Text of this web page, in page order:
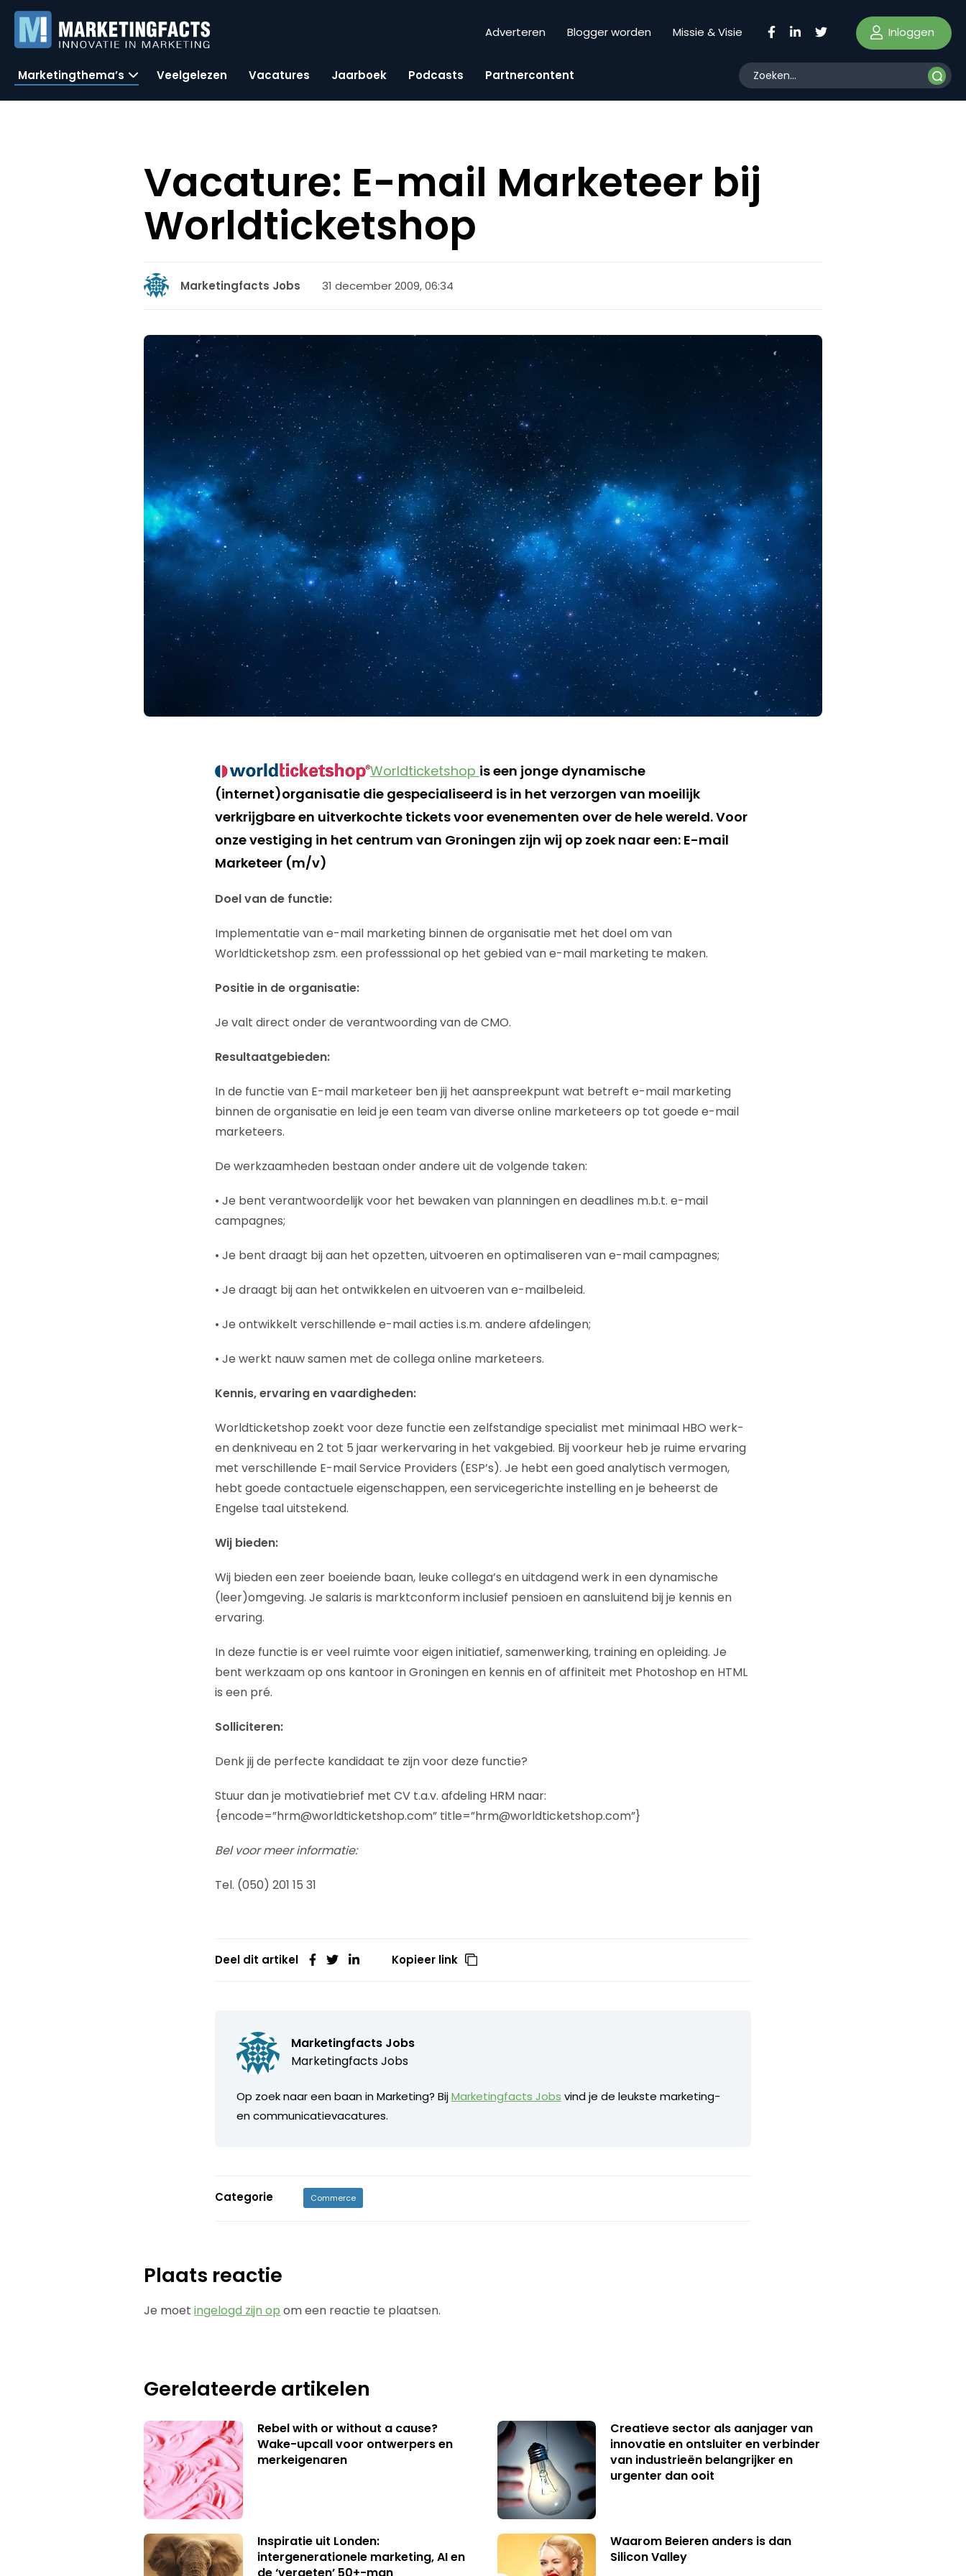
Adverteren Blogger worden Missie & Visie Inloggen
Marketingthema’s Veelgelezen Vacatures Jaarboek Podcasts Partnercontent
Vacature: E-mail Marketeer bij
Worldticketshop
Marketingfacts Jobs 31 december 2009, 06:34
Worldticketshop is een jonge dynamische
(internet)organisatie die gespecialiseerd is in het verzorgen van moeilijk
verkrijgbare en uitverkochte tickets voor evenementen over de hele wereld. Voor
onze vestiging in het centrum van Groningen zijn wij op zoek naar een:E-mail
Marketeer (m/v)
Doel van de functie:
Implementatie van e-mail marketing binnen de organisatie met het doel om van
Worldticketshop zsm. een professsional op het gebied van e-mail marketing te maken.
Positie in de organisatie:
Je valt direct onder de verantwoording van de CMO.
Resultaatgebieden:
In de functie van E-mail marketeer ben jij het aanspreekpunt wat betreft e-mail marketing
binnen de organisatie en leid je een team van diverse online marketeers op tot goede e-mail
marketeers.
De werkzaamheden bestaan onder andere uit de volgende taken:
• Je bent verantwoordelijk voor het bewaken van planningen en deadlines m.b.t. e-mail
campagnes;
• Je bent draagt bij aan het opzetten, uitvoeren en optimaliseren van e-mail campagnes;
• Je draagt bij aan het ontwikkelen en uitvoeren van e-mailbeleid.
• Je ontwikkelt verschillende e-mail acties i.s.m. andere afdelingen;
• Je werkt nauw samen met de collega online marketeers.
Kennis, ervaring en vaardigheden:
Worldticketshop zoekt voor deze functie een zelfstandige specialist met minimaal HBO werk-
en denkniveau en 2 tot 5 jaar werkervaring in het vakgebied. Bij voorkeur heb je ruime ervaring
met verschillende E-mail Service Providers (ESP’s). Je hebt een goed analytisch vermogen,
hebt goede contactuele eigenschappen, een servicegerichte instelling en je beheerst de
Engelse taal uitstekend.
Wij bieden:
Wij bieden een zeer boeiende baan, leuke collega’s en uitdagend werk in een dynamische
(leer)omgeving. Je salaris is marktconform inclusief pensioen en aansluitend bij je kennis en
ervaring.
In deze functie is er veel ruimte voor eigen initiatief, samenwerking, training en opleiding. Je
bent werkzaam op ons kantoor in Groningen en kennis en of affiniteit met Photoshop en HTML
is een pré.
Solliciteren:
Denk jij de perfecte kandidaat te zijn voor deze functie?
Stuur dan je motivatiebrief met CV t.a.v. afdeling HRM naar:
{encode=”hrm@worldticketshop.com” title=”hrm@worldticketshop.com”}
Bel voor meer informatie:
Tel. (050) 201 15 31
Deel dit artikel Kopieer link
Marketingfacts Jobs
Marketingfacts Jobs
Op zoek naar een baan in Marketing? BijMarketingfacts Jobs vind je de leukste marketing-
en communicatievacatures.
Categorie Commerce
Plaats reactie
Je moetingelogd zijn op om een reactie te plaatsen.
Gerelateerde artikelen
Rebel with or without a cause?
Wake-upcall voor ontwerpers en
merkeigenaren
Creatieve sector als aanjager van
innovatie en ontsluiter en verbinder
van industrieën belangrijker en
urgenter dan ooit
Inspiratie uit Londen:
intergenerationele marketing, AI en
Waarom Beieren anders is dan
Silicon Valley